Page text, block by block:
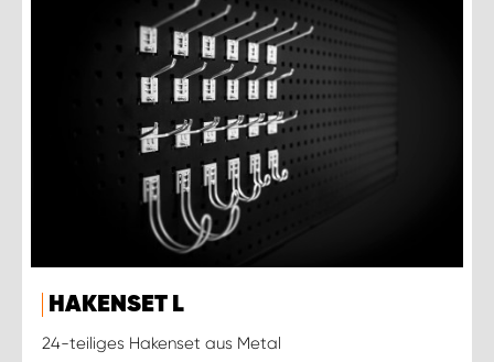
HAKENSET L
24-teiliges Hakenset aus Metal